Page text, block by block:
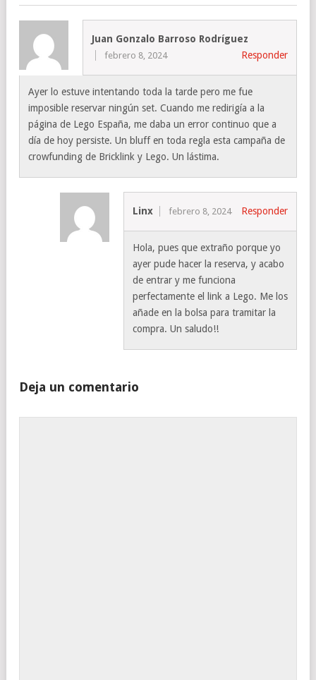
Juan Gonzalo Barroso Rodríguez
febrero 8, 2024 Responder
Ayer lo estuve intentando toda la tarde pero me fue
imposible reservar ningún set. Cuando me redirigía a la
página de Lego España, me daba un error continuo que a
día de hoy persiste. Un bluff en toda regla esta campaña de
crowfunding de Bricklink y Lego. Un lástima.
Linx febrero 8, 2024 Responder
Hola, pues que extraño porque yo
ayer pude hacer la reserva, y acabo
de entrar y me funciona
perfectamente el link a Lego. Me los
añade en la bolsa para tramitar la
compra. Un saludo!!
Deja un comentario